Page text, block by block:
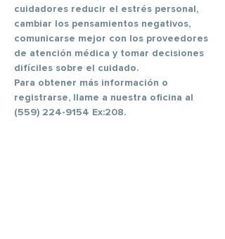
cuidadores reducir el estrés personal,
cambiar los pensamientos negativos,
comunicarse mejor con los proveedores
de atención médica y tomar decisiones
difíciles sobre el cuidado.
Para obtener más información o
registrarse, llame a nuestra oficina al
(559) 224-9154 Ex:208.